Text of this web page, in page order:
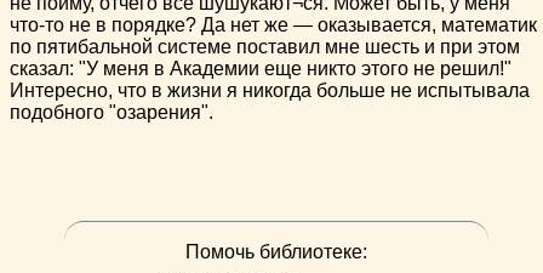
что-то не в порядке? Да нет же — оказывается, математик
по пятибальной системе поставил мне шесть и при этом
сказал: "У меня в Академии еще никто этого не решил!"
Интересно, что в жизни я никогда больше не испытывала
подобного "озарения".
Помочь библиотеке: